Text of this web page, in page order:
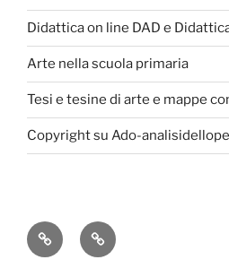
Didattica on line DAD e
Arte nella scuola primaria
Tesi e tesine di arte e mappe
Copyright su Ado-
Privacy
Policy
Cookie
Poicy